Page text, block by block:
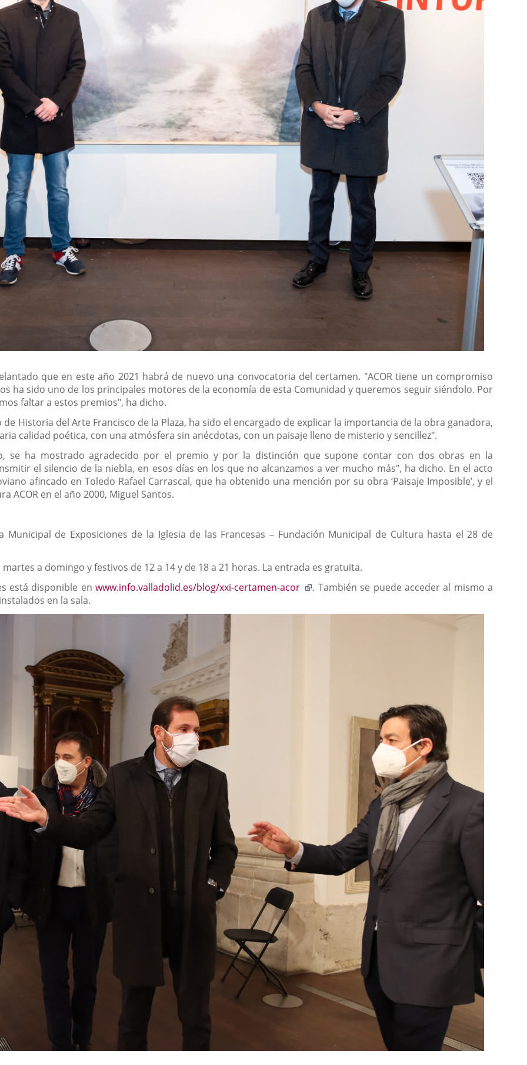
que en este año 2021 habrá de nuevo una convocatoria del certamen. "ACOR tiene un compromiso
ha sido uno de los principales motores de la economía de esta Comunidad y queremos seguir siéndolo. Por
faltar a estos premios", ha dicho.
Historia del Arte Francisco de la Plaza, ha sido el encargado de explicar la importancia de la obra ganadora,
calidad poética, con una atmósfera sin anécdotas, con un paisaje lleno de misterio y sencillez".
se ha mostrado agradecido por el premio y por la distinción que supone contar con dos obras en la
el silencio de la niebla, en esos días en los que no alcanzamos a ver mucho más", ha dicho. En el acto
afincado en Toledo Rafael Carrascal, que ha obtenido una mención por su obra ‘Paisaje Imposible’, y el
ACOR en el año 2000, Miguel Santos.
Municipal de Exposiciones de la Iglesia de las Francesas – Fundación Municipal de Cultura hasta el 28 de
a domingo y festivos de 12 a 14 y de 18 a 21 horas. La entrada es gratuita.
está disponible enwww.info.valladolid.es/blog/xxi-certamen-acor
Enlace
una
. También se puede acceder al mismo a
en la sala.